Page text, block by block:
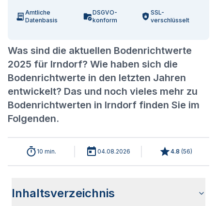
Was sind die aktuellen Bodenrichtwerte
2025 für Irndorf? Wie haben sich die
Bodenrichtwerte in den letzten Jahren
entwickelt? Das und noch vieles mehr zu
Bodenrichtwerten in Irndorf finden Sie im
Folgenden.
Amtliche
Datenbasis
DSGVO-
konform
SSL-
verschlüsselt
10 min. 04.08.2026 4.8 (56)
Inhaltsverzeichnis